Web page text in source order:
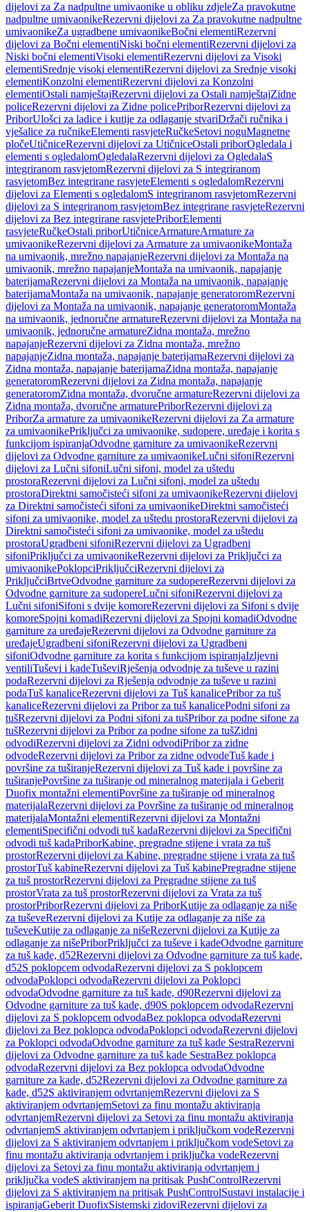
dijelovi za Za nadpultne umivaonike u obliku zdjeleZa pravokutne
nadpultne umivaonikeRezervni dijelovi za Za pravokutne nadpultne
umivaonikeZa ugradbene umivaonikeBočni elementiRezervni
dijelovi za Bočni elementiNiski bočni elementiRezervni dijelovi za
Niski bočni elementiVisoki elementiRezervni dijelovi za Visoki
elementiSrednje visoki elementiRezervni dijelovi za Srednje visoki
elementiKonzolni elementiRezervni dijelovi za Konzolni
elementiOstali namještajRezervni dijelovi za Ostali namještajZidne
policeRezervni dijelovi za Zidne policePriborRezervni dijelovi za
PriborUlošci za ladice i kutije za odlaganje stvariDržači ručnika i
vješalice za ručnikeElementi rasvjeteRučkeSetovi noguMagnetne
pločeUtičniceRezervni dijelovi za UtičniceOstali priborOgledala i
elementi s ogledalomOgledalaRezervni dijelovi za OgledalaS
integriranom rasvjetomRezervni dijelovi za S integriranom
rasvjetomBez integrirane rasvjeteElementi s ogledalomRezervni
dijelovi za Elementi s ogledalomS integriranom rasvjetomRezervni
dijelovi za S integriranom rasvjetomBez integrirane rasvjeteRezervni
dijelovi za Bez integrirane rasvjetePriborElementi
rasvjeteRučkeOstali priborUtičniceArmatureArmature za
umivaonikeRezervni dijelovi za Armature za umivaonikeMontaža
na umivaonik, mrežno napajanjeRezervni dijelovi za Montaža na
umivaonik, mrežno napajanjeMontaža na umivaonik, napajanje
baterijamaRezervni dijelovi za Montaža na umivaonik, napajanje
baterijamaMontaža na umivaonik, napajanje generatoromRezervni
dijelovi za Montaža na umivaonik, napajanje generatoromMontaža
na umivaonik, jednoručne armatureRezervni dijelovi za Montaža na
umivaonik, jednoručne armatureZidna montaža, mrežno
napajanjeRezervni dijelovi za Zidna montaža, mrežno
napajanjeZidna montaža, napajanje baterijamaRezervni dijelovi za
Zidna montaža, napajanje baterijamaZidna montaža, napajanje
generatoromRezervni dijelovi za Zidna montaža, napajanje
generatoromZidna montaža, dvoručne armatureRezervni dijelovi za
Zidna montaža, dvoručne armaturePriborRezervni dijelovi za
PriborZa armature za umivaonikeRezervni dijelovi za Za armature
za umivaonikePriključci za umivaonike, sudopere, uređaje i korita s
funkcijom ispiranjaOdvodne garniture za umivaonikeRezervni
dijelovi za Odvodne garniture za umivaonikeLučni sifoniRezervni
dijelovi za Lučni sifoniLučni sifoni, model za uštedu
prostoraRezervni dijelovi za Lučni sifoni, model za uštedu
prostoraDirektni samočisteći sifoni za umivaonikeRezervni dijelovi
za Direktni samočisteći sifoni za umivaonikeDirektni samočisteći
sifoni za umivaonike, model za uštedu prostoraRezervni dijelovi za
Direktni samočisteći sifoni za umivaonike, model za uštedu
prostoraUgradbeni sifoniRezervni dijelovi za Ugradbeni
sifoniPriključci za umivaonikeRezervni dijelovi za Priključci za
umivaonikePoklopciPriključciRezervni dijelovi za
PriključciBrtveOdvodne garniture za sudopereRezervni dijelovi za
Odvodne garniture za sudopereLučni sifoniRezervni dijelovi za
Lučni sifoniSifoni s dvije komoreRezervni dijelovi za Sifoni s dvije
komoreSpojni komadiRezervni dijelovi za Spojni komadiOdvodne
garniture za uređajeRezervni dijelovi za Odvodne garniture za
uređajeUgradbeni sifoniRezervni dijelovi za Ugradbeni
sifoniOdvodne garniture za korita s funkcijom ispiranjaIzljevni
ventiliTuševi i kadeTuševiRješenja odvodnje za tuševe u razini
podaRezervni dijelovi za Rješenja odvodnje za tuševe u razini
podaTuš kanaliceRezervni dijelovi za Tuš kanalicePribor za tuš
kanaliceRezervni dijelovi za Pribor za tuš kanalicePodni sifoni za
tušRezervni dijelovi za Podni sifoni za tušPribor za podne sifone za
tušRezervni dijelovi za Pribor za podne sifone za tušZidni
odvodiRezervni dijelovi za Zidni odvodiPribor za zidne
odvodeRezervni dijelovi za Pribor za zidne odvodeTuš kade i
površine za tuširanjeRezervni dijelovi za Tuš kade i površine za
tuširanjePovršine za tuširanje od mineralnog materijala i Geberit
Duofix montažni elementiPovršine za tuširanje od mineralnog
materijalaRezervni dijelovi za Površine za tuširanje od mineralnog
materijalaMontažni elementiRezervni dijelovi za Montažni
elementiSpecifični odvodi tuš kadaRezervni dijelovi za Specifični
odvodi tuš kadaPriborKabine, pregradne stijene i vrata za tuš
prostorRezervni dijelovi za Kabine, pregradne stijene i vrata za tuš
prostorTuš kabineRezervni dijelovi za Tuš kabinePregradne stijene
za tuš prostorRezervni dijelovi za Pregradne stijene za tuš
prostorVrata za tuš prostorRezervni dijelovi za Vrata za tuš
prostorPriborRezervni dijelovi za PriborKutije za odlaganje za niše
za tuševeRezervni dijelovi za Kutije za odlaganje za niše za
tuševeKutije za odlaganje za nišeRezervni dijelovi za Kutije za
odlaganje za nišePriborPriključci za tuševe i kadeOdvodne garniture
za tuš kade, d52Rezervni dijelovi za Odvodne garniture za tuš kade,
d52S poklopcem odvodaRezervni dijelovi za S poklopcem
odvodaPoklopci odvodaRezervni dijelovi za Poklopci
odvodaOdvodne garniture za tuš kade, d90Rezervni dijelovi za
Odvodne garniture za tuš kade, d90S poklopcem odvodaRezervni
dijelovi za S poklopcem odvodaBez poklopca odvodaRezervni
dijelovi za Bez poklopca odvodaPoklopci odvodaRezervni dijelovi
za Poklopci odvodaOdvodne garniture za tuš kade SestraRezervni
dijelovi za Odvodne garniture za tuš kade SestraBez poklopca
odvodaRezervni dijelovi za Bez poklopca odvodaOdvodne
garniture za kade, d52Rezervni dijelovi za Odvodne garniture za
kade, d52S aktiviranjem odvrtanjemRezervni dijelovi za S
aktiviranjem odvrtanjemSetovi za finu montažu aktiviranja
odvrtanjemRezervni dijelovi za Setovi za finu montažu aktiviranja
odvrtanjemS aktiviranjem odvrtanjem i priključkom vodeRezervni
dijelovi za S aktiviranjem odvrtanjem i priključkom vodeSetovi za
finu montažu aktiviranja odvrtanjem i priključka vodeRezervni
dijelovi za Setovi za finu montažu aktiviranja odvrtanjem i
priključka vodeS aktiviranjem na pritisak PushControlRezervni
dijelovi za S aktiviranjem na pritisak PushControlSustavi instalacije i
ispiranjaGeberit DuofixSistemski zidoviRezervni dijelovi za